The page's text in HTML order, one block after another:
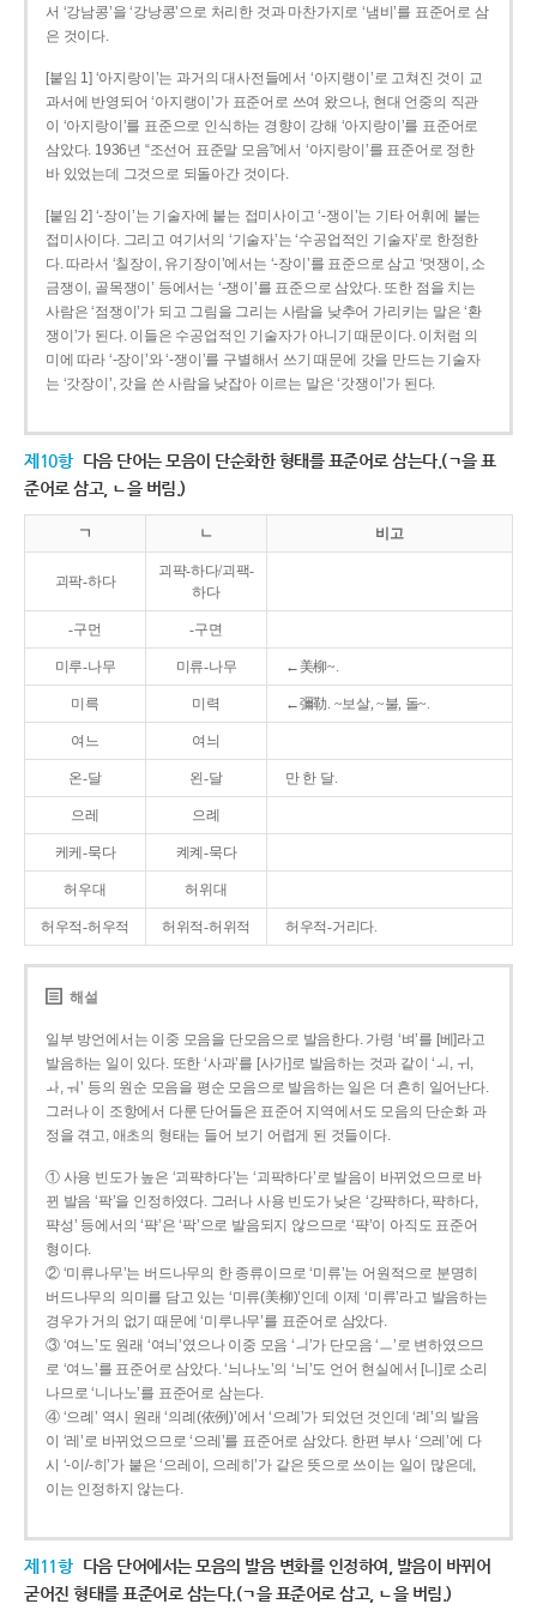
서 ‘강남콩’을 ‘강낭콩’으로 처리한 것과 마찬가지로 ‘냄비’를 표준어로 삼
은 것이다.
[붙임 1] ‘아지랑이’는 과거의 대사전들에서 ‘아지랭이’로 고쳐진 것이 교
과서에 반영되어 ‘아지랭이’가 표준어로 쓰여 왔으나, 현대 언중의 직관
이 ‘아지랑이’를 표준으로 인식하는 경향이 강해 ‘아지랑이’를 표준어로
삼았다. 1936년 “조선어 표준말 모음”에서 ‘아지랑이’를 표준어로 정한
바 있었는데 그것으로 되돌아간 것이다.
[붙임 2] ‘-장이’는 기술자에 붙는 접미사이고 ‘-쟁이’는 기타 어휘에 붙는
접미사이다. 그리고 여기서의 ‘기술자’는 ‘수공업적인 기술자’로 한정한
다. 따라서 ‘칠장이, 유기장이’에서는 ‘-장이’를 표준으로 삼고 ‘멋쟁이, 소
금쟁이, 골목쟁이’ 등에서는 ‘-쟁이’를 표준으로 삼았다. 또한 점을 치는
사람은 ‘점쟁이’가 되고 그림을 그리는 사람을 낮추어 가리키는 말은 ‘환
쟁이’가 된다. 이들은 수공업적인 기술자가 아니기 때문이다. 이처럼 의
미에 따라 ‘-장이’와 ‘-쟁이’를 구별해서 쓰기 때문에 갓을 만드는 기술자
는 ‘갓장이’, 갓을 쓴 사람을 낮잡아 이르는 말은 ‘갓쟁이’가 된다.
제10항 다음 단어는 모음이 단순화한 형태를 표준어로 삼는다.(ㄱ을 표
준어로 삼고, ㄴ을 버림.)
ㄱ ㄴ 비고
괴팍-하다
괴퍅-하다/괴팩-
하다
-구먼 -구면
미루-나무 미류-나무 ←美柳~.
미륵 미력 ←彌勒. ~보살, ~불, 돌~.
여느 여늬
온-달 왼-달 만 한 달.
으레 으례
케케-묵다 켸켸-묵다
허우대 허위대
허우적-허우적 허위적-허위적 허우적-거리다.
해설
일부 방언에서는 이중 모음을 단모음으로 발음한다. 가령 ‘벼’를 [베]라고
발음하는 일이 있다. 또한 ‘사과’를 [사가]로 발음하는 것과 같이 ‘ㅚ, ㅟ,
ㅘ, ㅝ’ 등의 원순 모음을 평순 모음으로 발음하는 일은 더 흔히 일어난다.
그러나 이 조항에서 다룬 단어들은 표준어 지역에서도 모음의 단순화 과
정을 겪고, 애초의 형태는 들어 보기 어렵게 된 것들이다.
① 사용 빈도가 높은 ‘괴퍅하다’는 ‘괴팍하다’로 발음이 바뀌었으므로 바
뀐 발음 ‘팍’을 인정하였다. 그러나 사용 빈도가 낮은 ‘강퍅하다, 퍅하다,
퍅성’ 등에서의 ‘퍅’은 ‘팍’으로 발음되지 않으므로 ‘퍅’이 아직도 표준어
형이다.
② ‘미류나무’는 버드나무의 한 종류이므로 ‘미류’는 어원적으로 분명히
버드나무의 의미를 담고 있는 ‘미류(美柳)’인데 이제 ‘미류’라고 발음하는
경우가 거의 없기 때문에 ‘미루나무’를 표준어로 삼았다.
③ ‘여느’도 원래 ‘여늬’였으나 이중 모음 ‘ㅢ’가 단모음 ‘ㅡ’로 변하였으므
로 ‘여느’를 표준어로 삼았다. ‘늬나노’의 ‘늬’도 언어 현실에서 [니]로 소리
나므로 ‘니나노’를 표준어로 삼는다.
④ ‘으례’ 역시 원래 ‘의례(依例)’에서 ‘으례’가 되었던 것인데 ‘례’의 발음
이 ‘레’로 바뀌었으므로 ‘으레’를 표준어로 삼았다. 한편 부사 ‘으레’에 다
시 ‘-이/-히’가 붙은 ‘으레이, 으레히’가 같은 뜻으로 쓰이는 일이 많은데,
이는 인정하지 않는다.
제11항 다음 단어에서는 모음의 발음 변화를 인정하여, 발음이 바뀌어
굳어진 형태를 표준어로 삼는다.(ㄱ을 표준어로 삼고, ㄴ을 버림.)